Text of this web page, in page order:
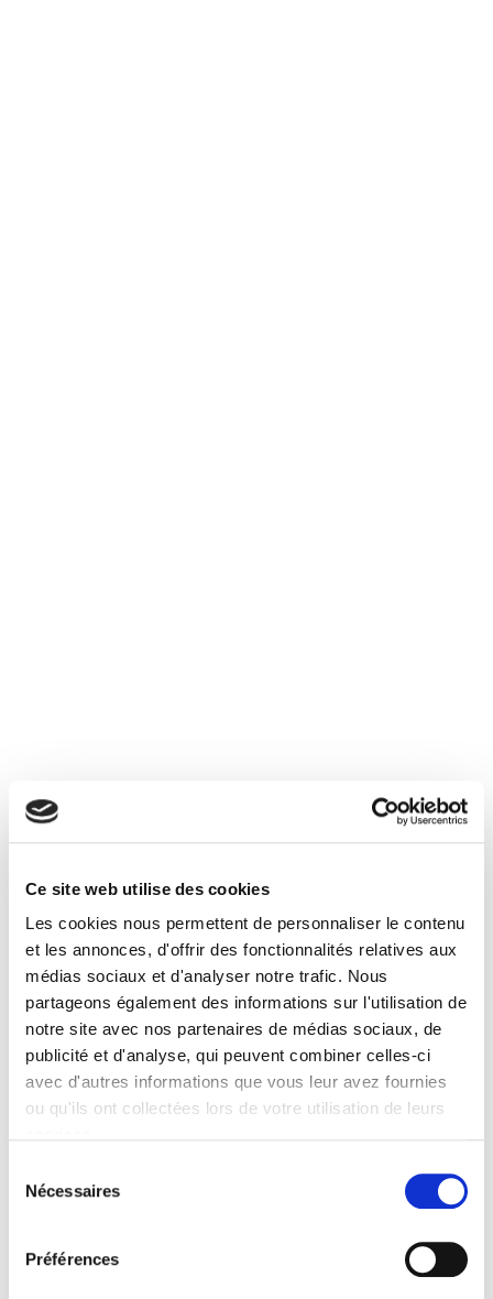
Ce site web utilise des cookies
Les cookies nous permettent de personnaliser le contenu
et les annonces, d'offrir des fonctionnalités relatives aux
médias sociaux et d'analyser notre trafic. Nous
partageons également des informations sur l'utilisation de
notre site avec nos partenaires de médias sociaux, de
publicité et d'analyse, qui peuvent combiner celles-ci
avec d'autres informations que vous leur avez fournies
ou qu'ils ont collectées lors de votre utilisation de leurs
Nécessaires
Préférences